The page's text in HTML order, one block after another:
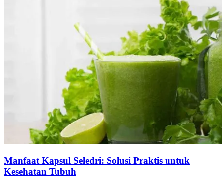
Manfaat Kapsul Seledri: Solusi Praktis untuk
Kesehatan Tubuh